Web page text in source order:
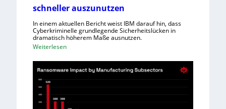
e
c
h
t
n
t
R
e
i
schneller auszunutzen
In einem aktuellen Bericht weist IBM darauf hin, dass
Cyberkriminelle grundlegende Sicherheitslücken in
dramatisch höherem Maße ausnutzen.
Weiterlesen:
I